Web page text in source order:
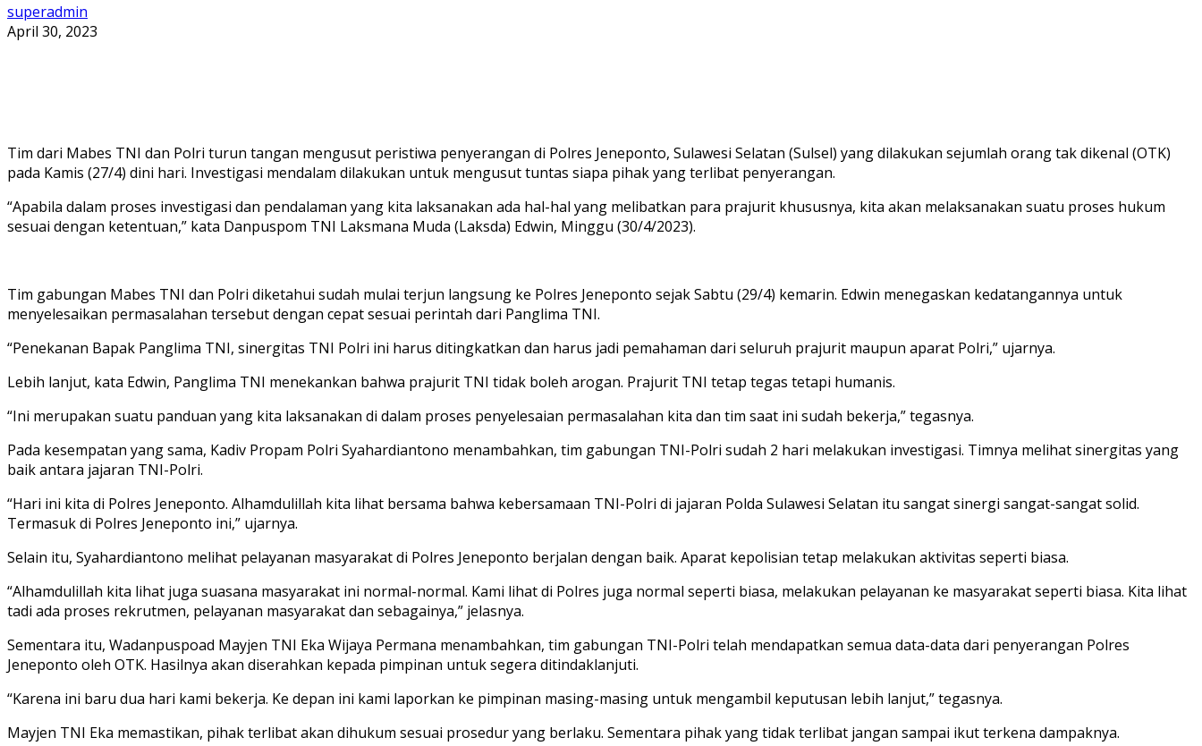
superadmin
April 30, 2023
Tim dari Mabes TNI dan Polri turun tangan mengusut peristiwa penyerangan di Polres Jeneponto, Sulawesi Selatan (Sulsel) yang dilakukan sejumlah orang tak dikenal (OTK)
pada Kamis (27/4) dini hari. Investigasi mendalam dilakukan untuk mengusut tuntas siapa pihak yang terlibat penyerangan.
“Apabila dalam proses investigasi dan pendalaman yang kita laksanakan ada hal-hal yang melibatkan para prajurit khususnya, kita akan melaksanakan suatu proses hukum
sesuai dengan ketentuan,” kata Danpuspom TNI Laksmana Muda (Laksda) Edwin, Minggu (30/4/2023).
Tim gabungan Mabes TNI dan Polri diketahui sudah mulai terjun langsung ke Polres Jeneponto sejak Sabtu (29/4) kemarin. Edwin menegaskan kedatangannya untuk
menyelesaikan permasalahan tersebut dengan cepat sesuai perintah dari Panglima TNI.
“Penekanan Bapak Panglima TNI, sinergitas TNI Polri ini harus ditingkatkan dan harus jadi pemahaman dari seluruh prajurit maupun aparat Polri,” ujarnya.
Lebih lanjut, kata Edwin, Panglima TNI menekankan bahwa prajurit TNI tidak boleh arogan. Prajurit TNI tetap tegas tetapi humanis.
“Ini merupakan suatu panduan yang kita laksanakan di dalam proses penyelesaian permasalahan kita dan tim saat ini sudah bekerja,” tegasnya.
Pada kesempatan yang sama, Kadiv Propam Polri Syahardiantono menambahkan, tim gabungan TNI-Polri sudah 2 hari melakukan investigasi. Timnya melihat sinergitas yang
baik antara jajaran TNI-Polri.
“Hari ini kita di Polres Jeneponto. Alhamdulillah kita lihat bersama bahwa kebersamaan TNI-Polri di jajaran Polda Sulawesi Selatan itu sangat sinergi sangat-sangat solid.
Termasuk di Polres Jeneponto ini,” ujarnya.
Selain itu, Syahardiantono melihat pelayanan masyarakat di Polres Jeneponto berjalan dengan baik. Aparat kepolisian tetap melakukan aktivitas seperti biasa.
“Alhamdulillah kita lihat juga suasana masyarakat ini normal-normal. Kami lihat di Polres juga normal seperti biasa, melakukan pelayanan ke masyarakat seperti biasa. Kita lihat
tadi ada proses rekrutmen, pelayanan masyarakat dan sebagainya,” jelasnya.
Sementara itu, Wadanpuspoad Mayjen TNI Eka Wijaya Permana menambahkan, tim gabungan TNI-Polri telah mendapatkan semua data-data dari penyerangan Polres
Jeneponto oleh OTK. Hasilnya akan diserahkan kepada pimpinan untuk segera ditindaklanjuti.
“Karena ini baru dua hari kami bekerja. Ke depan ini kami laporkan ke pimpinan masing-masing untuk mengambil keputusan lebih lanjut,” tegasnya.
Mayjen TNI Eka memastikan, pihak terlibat akan dihukum sesuai prosedur yang berlaku. Sementara pihak yang tidak terlibat jangan sampai ikut terkena dampaknya.